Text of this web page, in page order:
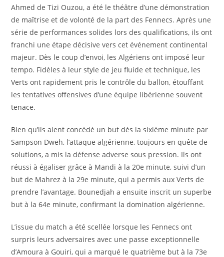
Ahmed de Tizi Ouzou, a été le théâtre d’une démonstration
de maîtrise et de volonté de la part des Fennecs. Après une
série de performances solides lors des qualifications, ils ont
franchi une étape décisive vers cet événement continental
majeur. Dès le coup d’envoi, les Algériens ont imposé leur
tempo. Fidèles à leur style de jeu fluide et technique, les
Verts ont rapidement pris le contrôle du ballon, étouffant
les tentatives offensives d’une équipe libérienne souvent
tenace.
Bien qu’ils aient concédé un but dès la sixième minute par
Sampson Dweh, l’attaque algérienne, toujours en quête de
solutions, a mis la défense adverse sous pression. Ils ont
réussi à égaliser grâce à Mandi à la 20e minute, suivi d’un
but de Mahrez à la 29e minute, qui a permis aux Verts de
prendre l’avantage. Bounedjah a ensuite inscrit un superbe
but à la 64e minute, confirmant la domination algérienne.
L’issue du match a été scellée lorsque les Fennecs ont
surpris leurs adversaires avec une passe exceptionnelle
d’Amoura à Gouiri, qui a marqué le quatrième but à la 73e